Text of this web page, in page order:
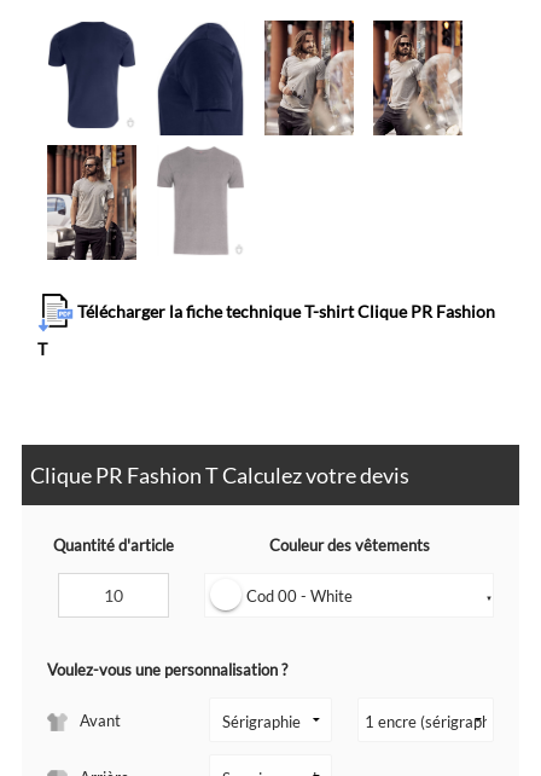
Télécharger la fiche technique T-shirt Clique PR Fashion
T
Clique PR Fashion T Calculez votre devis
Quantité d'article Couleur des vêtements
Cod 00 - White ▼
Voulez-vous une personnalisation ?
Avant